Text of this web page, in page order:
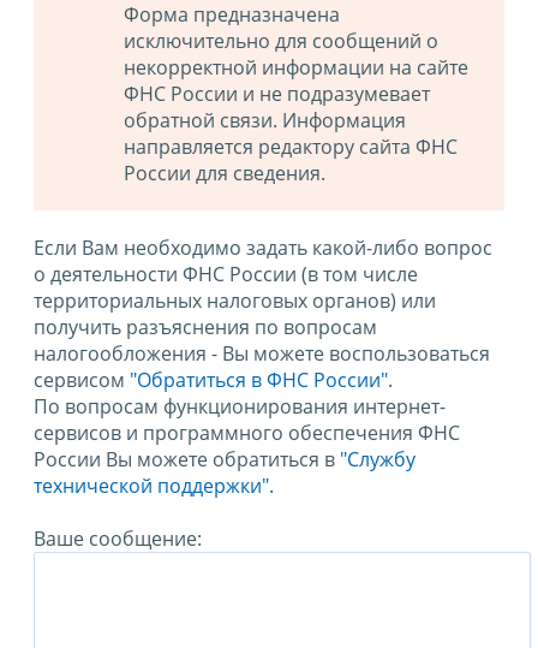
Форма предназначена
исключительно для сообщений о
некорректной информации на сайте
ФНС России и не подразумевает
обратной связи. Информация
направляется редактору сайта ФНС
России для сведения.
Если Вам необходимо задать какой-либо вопрос
о деятельности ФНС России (в том числе
территориальных налоговых органов) или
получить разъяснения по вопросам
налогообложения - Вы можете воспользоваться
сервисом "Обратиться в ФНС России".
По вопросам функционирования интернет-
сервисов и программного обеспечения ФНС
России Вы можете обратиться в "Службу
технической поддержки".
Ваше сообщение: